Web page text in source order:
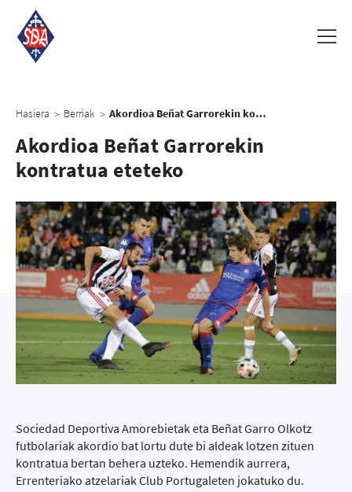
Hasiera > Berriak > Akordioa Beñat Garrorekin kontratua eteteko
Akordioa Beñat Garrorekin
kontratua eteteko
Sociedad Deportiva Amorebietak eta Beñat Garro Olkotz
futbolariak akordio bat lortu dute bi aldeak lotzen zituen
kontratua bertan behera uzteko. Hemendik aurrera,
Errenteriako atzelariak Club Portugaleten jokatuko du.